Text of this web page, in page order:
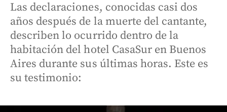
Las declaraciones, conocidas casi dos
años después de la muerte del cantante,
describen lo ocurrido dentro de la
habitación del hotel CasaSur en Buenos
Aires durante sus últimas horas. Este es
su testimonio: